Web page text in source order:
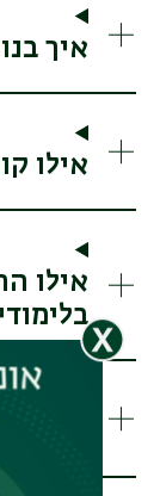
איך
אילו
אילו
מהם